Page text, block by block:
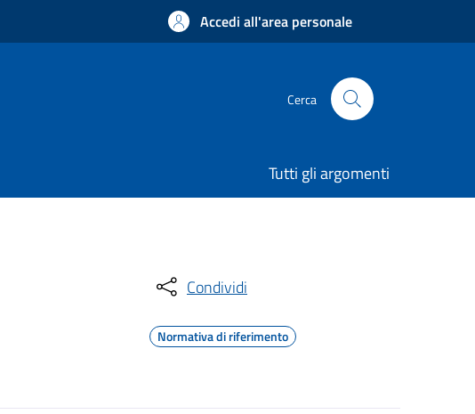
Accedi all'area personale
Cerca
Tutti gli argomenti
Condividi
Normativa di riferimento